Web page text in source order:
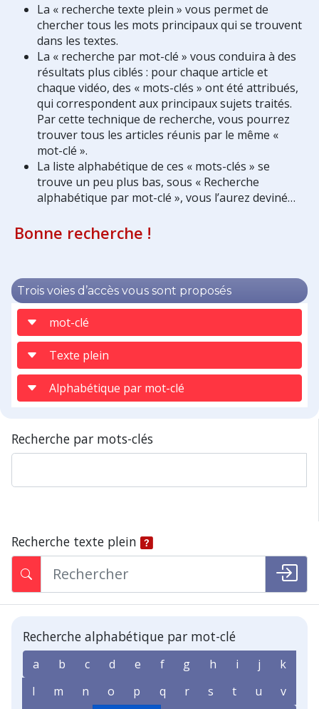
La « recherche texte plein » vous permet de
chercher tous les mots principaux qui se trouvent
dans les textes.
La « recherche par mot-clé » vous conduira à des
résultats plus ciblés : pour chaque article et
chaque vidéo, des « mots-clés » ont été attribués,
qui correspondent aux principaux sujets traités.
Par cette technique de recherche, vous pourrez
trouver tous les articles réunis par le même «
mot-clé ».
La liste alphabétique de ces « mots-clés » se
trouve un peu plus bas, sous « Recherche
alphabétique par mot-clé », vous l’aurez deviné…
Bonne recherche !
Trois voies d’accès vous sont proposés
mot-clé
Texte plein
Alphabétique par mot-clé
Recherche par mots-clés
Recherche texte plein
Recherche alphabétique par mot-clé
a b c d e f g h i j
k
l
m n o p q r s t u
v